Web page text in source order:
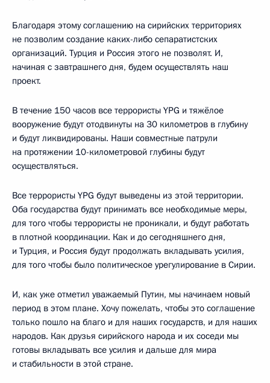
Благодаря этому соглашению на сирийских территориях
не позволим создание каких-либо сепаратистских
организаций. Турция и Россия этого не позволят. И,
начиная с завтрашнего дня, будем осуществлять наш
проект.
В течение 150 часов все террористы YPG и тяжёлое
вооружение будут отодвинуты на 30 километров в глубину
и будут ликвидированы. Наши совместные патрули
на протяжении 10-километровой глубины будут
осуществляться.
Все террористы YPG будут выведены из этой территории.
Оба государства будут принимать все необходимые меры,
для того чтобы террористы не проникали, и будут работать
в плотной координации. Как и до сегодняшнего дня,
и Турция, и Россия будут продолжать вкладывать усилия,
для того чтобы было политическое урегулирование в Сирии.
И, как уже отметил уважаемый Путин, мы начинаем новый
период в этом плане. Хочу пожелать, чтобы это соглашение
только пошло на благо и для наших государств, и для наших
народов. Как друзья сирийского народа и их соседи мы
готовы вкладывать все усилия и дальше для мира
и стабильности в этой стране.